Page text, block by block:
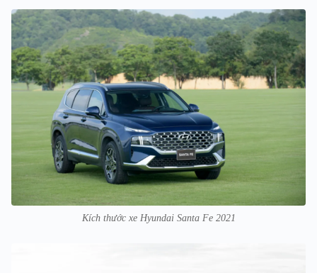
Kích thước xe Hyundai Santa Fe 2021